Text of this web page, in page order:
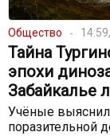
Общество
Тайна
эпохи
Забайкалье
Учёные
поразительной